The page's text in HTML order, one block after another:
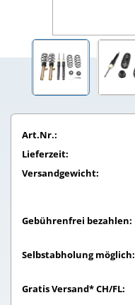
Art.Nr.:
Lieferzeit:
Versandgewicht:
Gebührenfrei bezahlen:
Selbstabholung möglich:
Gratis Versand* CH/FL: